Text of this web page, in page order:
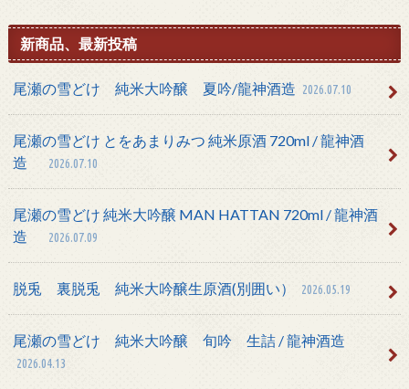
新商品、最新投稿
尾瀬の雪どけ 純米大吟醸 夏吟/龍神酒造 2026.07.10
尾瀬の雪どけ とをあまりみつ 純米原酒 720ml / 龍神酒
造
2026.07.10
尾瀬の雪どけ 純米大吟醸 MAN HATTAN 720ml / 龍神酒
造
2026.07.09
脱兎 裏脱兎 純米大吟醸生原酒(別囲い） 2026.05.19
尾瀬の雪どけ 純米大吟醸 旬吟 生詰 / 龍神酒造
2026.04.13